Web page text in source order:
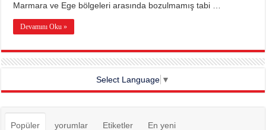
Projeleri
için
Marmara ve Ege bölgeleri arasında bozulmamış tabi …
Devamını Oku »
Select Language ▼
Popüler yorumlar Etiketler En yeni